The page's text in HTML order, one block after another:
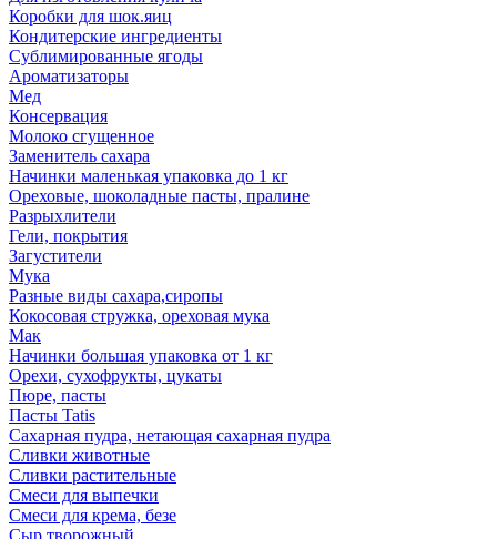
Коробки для шок.яиц
Кондитерские ингредиенты
Сублимированные ягоды
Ароматизаторы
Мед
Консервация
Молоко сгущенное
Заменитель сахара
Начинки маленькая упаковка до 1 кг
Ореховые, шоколадные пасты, пралине
Разрыхлители
Гели, покрытия
Загустители
Мука
Разные виды сахара,сиропы
Кокосовая стружка, ореховая мука
Мак
Начинки большая упаковка от 1 кг
Орехи, сухофрукты, цукаты
Пюре, пасты
Пасты Tatis
Сахарная пудра, нетающая сахарная пудра
Сливки животные
Сливки растительные
Смеси для выпечки
Смеси для крема, безе
Сыр творожный